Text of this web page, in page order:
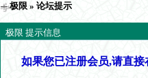
极限 » 论坛提示
极限 提示信息
如果您已注册会员,请直